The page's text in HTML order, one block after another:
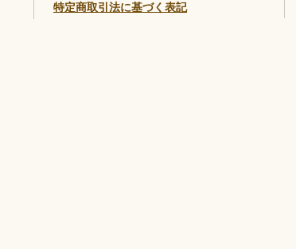
特定商取引法に基づく表記